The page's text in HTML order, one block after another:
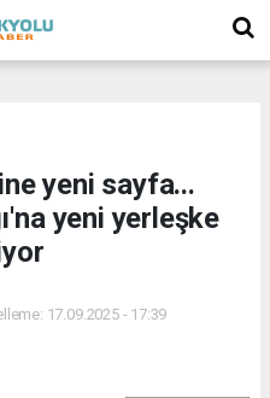
yeni sayfa...
yeni yerleşke
17.09.2025 - 17:39